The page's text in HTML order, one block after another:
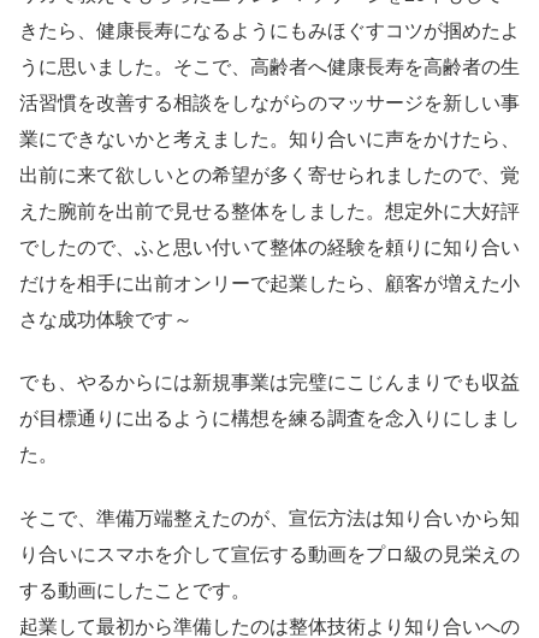
きたら、健康長寿になるようにもみほぐすコツが掴めたよ
うに思いました。そこで、高齢者へ健康長寿を高齢者の生
活習慣を改善する相談をしながらのマッサージを新しい事
業にできないかと考えました。知り合いに声をかけたら、
出前に来て欲しいとの希望が多く寄せられましたので、覚
えた腕前を出前で見せる整体をしました。想定外に大好評
でしたので、ふと思い付いて整体の経験を頼りに知り合い
だけを相手に出前オンリーで起業したら、顧客が増えた小
さな成功体験です～
でも、やるからには新規事業は完璧にこじんまりでも収益
が目標通りに出るように構想を練る調査を念入りにしまし
た。
そこで、準備万端整えたのが、宣伝方法は知り合いから知
り合いにスマホを介して宣伝する動画をプロ級の見栄えの
する動画にしたことです。
起業して最初から準備したのは整体技術より知り合いへの